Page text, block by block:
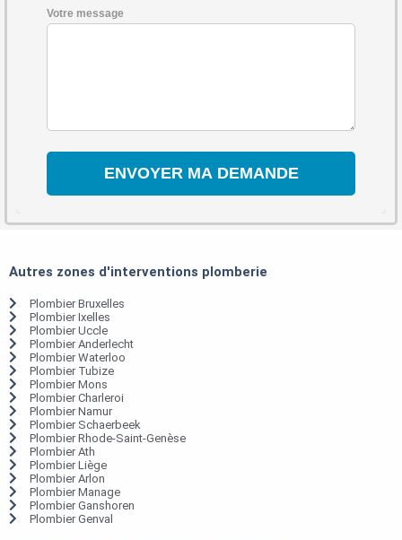
Votre message
Autres zones d'interventions plomberie
Plombier Bruxelles
Plombier Ixelles
Plombier Uccle
Plombier Anderlecht
Plombier Waterloo
Plombier Tubize
Plombier Mons
Plombier Charleroi
Plombier Namur
Plombier Schaerbeek
Plombier Rhode-Saint-Genèse
Plombier Ath
Plombier Liège
Plombier Arlon
Plombier Manage
Plombier Ganshoren
Plombier Genval